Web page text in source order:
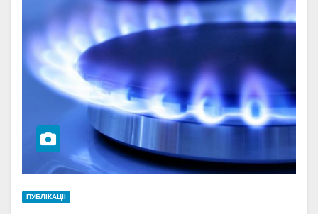
ПУБЛІКАЦІЇ